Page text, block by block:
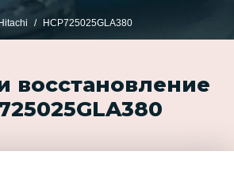
Hitachi HCP725025GLA380
восстановление